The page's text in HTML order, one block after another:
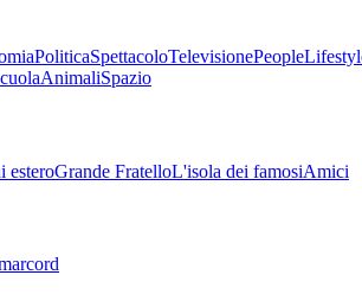
PoliticaSpettacoloTelevisionePeople
AnimaliSpazio
esteroGrande FratelloL'isola dei famosiAmici